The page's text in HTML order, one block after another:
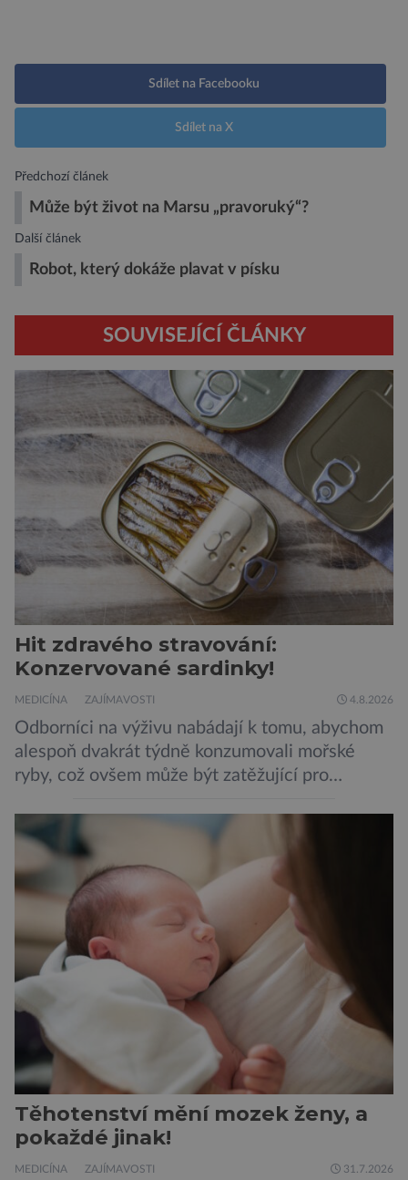
Sdílet na Facebooku
Sdílet na X
Předchozí článek
Může být život na Marsu „pravoruký“?
Další článek
Robot, který dokáže plavat v písku
SOUVISEJÍCÍ ČLÁNKY
Hit zdravého stravování:
Konzervované sardinky!
MEDICÍNA ZAJÍMAVOSTI 4.8.2026
Odborníci na výživu nabádají k tomu, abychom
alespoň dvakrát týdně konzumovali mořské
ryby, což ovšem může být zatěžující pro
doporučení se nyní staly konzervované
sardinky, které si může dovolit opravdu každý
„Místo toho, aby poskytovaly izolované
mononutrienty, jsou rybí konzervy kompletní
potravinou,“ říká nutriční specialista Colin
Robertson a zdůrazňuje […]
Těhotenství mění mozek ženy, a
pokaždé jinak!
MEDICÍNA ZAJÍMAVOSTI 31.7.2026